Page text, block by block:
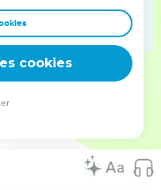
son peuple, le troupeau
dans ses
! Célébrez-le, bénissez
cookies